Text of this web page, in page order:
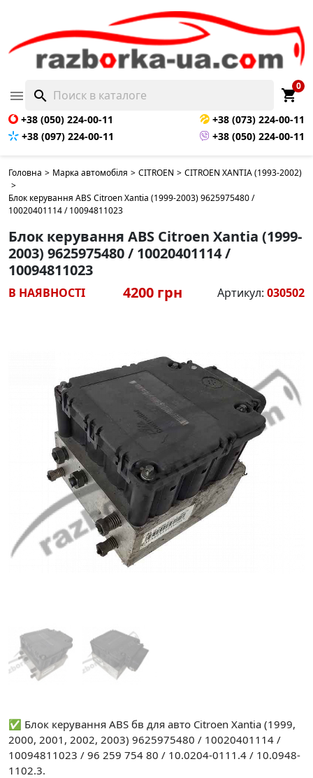
 search shopping_cart
0
+38 (050) 224-00-11
+38 (073) 224-00-11
+38 (097) 224-00-11
+38 (050) 224-00-11
Головна > Марка автомобіля > CITROEN > CITROEN XANTIA (1993-2002)
>
Блок керування ABS Citroen Xantia (1999-2003) 9625975480 /
10020401114 / 10094811023
Блок керування ABS Citroen Xantia (1999-
2003) 9625975480 / 10020401114 /
10094811023
В НАЯВНОСТІ 4200 грн Артикул: 030502
✅ Блок керування ABS бв для авто Citroen Xantia (1999,
2000, 2001, 2002, 2003) 9625975480 / 10020401114 /
10094811023 / 96 259 754 80 / 10.0204-0111.4 / 10.0948-
1102.3.